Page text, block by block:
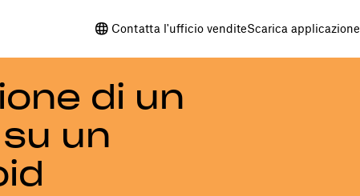
Contatta l'ufficio venditeScarica applicazione
di un
un